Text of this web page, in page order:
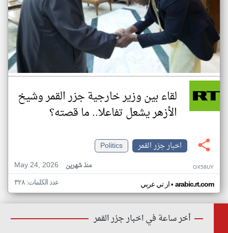
لقاء بين وزير خارجية جزر القمر وشيخ
الأزهر يشعل تفاعلا.. ما قصته؟
اخبار جزر القمر
Politics
May 24, 2026
منذ شهرين OX58UY
ار تي عربي• arabic.rt.com عدد الكلمات: ٣٢٨
أخر ساعة في اخبار جزر القمر